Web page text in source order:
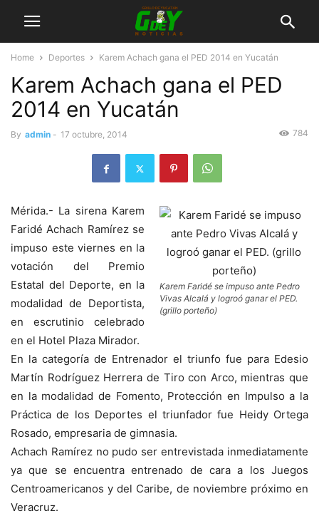
Home Deportes Karem Achach gana el PED 2014 en Yucatán
Karem Achach gana el PED
2014 en Yucatán
By admin - 17 octubre, 2014 784
Karem Faridé se impuso ante Pedro
Vivas Alcalá y logroó ganar el PED.
(grillo porteño)
Mérida.- La sirena Karem
Faridé Achach Ramírez se
impuso este viernes en la
votación del Premio
Estatal del Deporte, en la
modalidad de Deportista,
en escrutinio celebrado
en el Hotel Plaza Mirador.
En la categoría de Entrenador el triunfo fue para Edesio
Martín Rodríguez Herrera de Tiro con Arco, mientras que
en la modalidad de Fomento, Protección en Impulso a la
Práctica de los Deportes el triunfador fue Heidy Ortega
Rosado, empresaria de gimnasia.
Achach Ramírez no pudo ser entrevistada inmediatamente
ya que se encuentra entrenado de cara a los Juegos
Centroamericanos y del Caribe, de noviembre próximo en
Veracruz.